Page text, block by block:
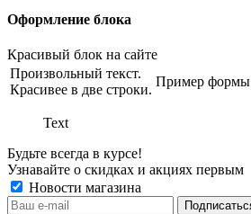
Оформление блока
Красивый блок на сайте
Произвольный текст.
Красивее в две строки.
Пример формы
Text
Будьте всегда в курсе!
Узнавайте о скидках и акциях первым
Новости магазина